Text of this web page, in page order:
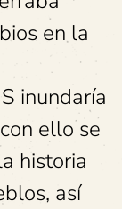
en la
inundaría
ello se
historia
así